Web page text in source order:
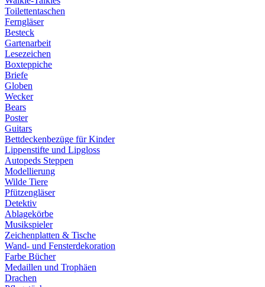
Toilettentaschen
Ferngläser
Besteck
Gartenarbeit
Lesezeichen
Boxteppiche
Briefe
Globen
Wecker
Bears
Poster
Guitars
Bettdeckenbezüge für Kinder
Lippenstifte und Lipgloss
Autopeds Steppen
Modellierung
Wilde Tiere
Pfützengläser
Detektiv
Ablagekörbe
Musikspieler
Zeichenplatten & Tische
Wand- und Fensterdekoration
Farbe Bücher
Medaillen und Trophäen
Drachen